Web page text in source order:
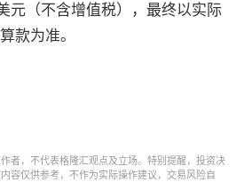
元（不含增值税），最终以实际
款为准。
者，不代表格隆汇观点及立场。特别提醒，投资决
容仅供参考，不作为实际操作建议，交易风险自